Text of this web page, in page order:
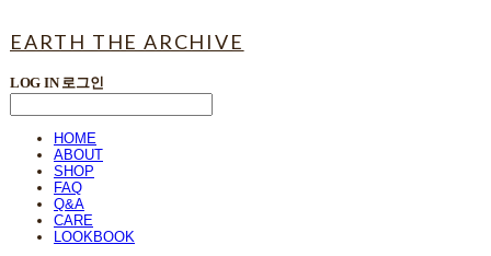
EARTH THE ARCHIVE
LOG IN 로그인
HOME
ABOUT
SHOP
FAQ
Q&A
CARE
LOOKBOOK